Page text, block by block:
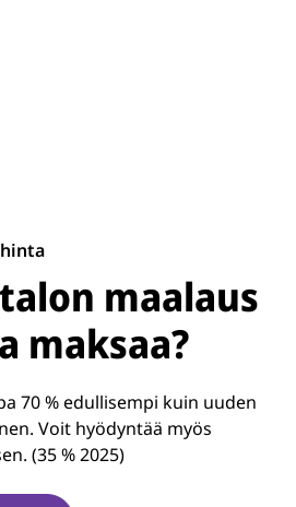
maalaus
maksaa?
70 % edullisempi kuin uuden
Voit hyödyntää myös
(35 % 2025)